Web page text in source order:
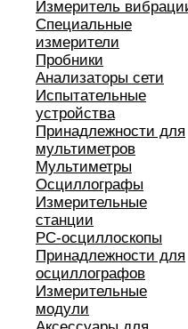
Измеритель
Специальные
измерители
Пробники
Анализаторы сети
Испытательные
устройства
Принадлежности для
мультиметров
Мультиметры
Осциллографы
Измерительные
станции
РС-осциллоскопы
Принадлежности для
осциллографов
Измерительные
модули